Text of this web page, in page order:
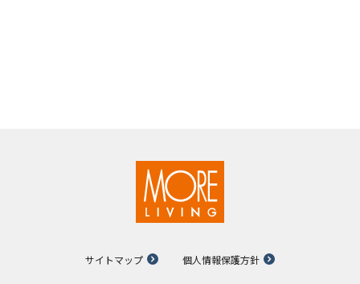
サイトマップ 個人情報保護方針